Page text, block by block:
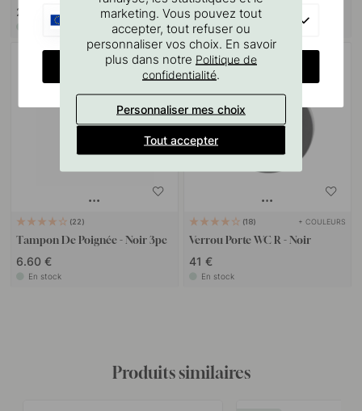
26.50 €
En stock
33 €
En stock
22
Tampon De Poignée - Noir 3pc
6.60 €
En stock
POPULAR
18 + COULEURS
Verrou Porte WC R - Noir
41 €
En stock
Produits similaires
marketing. Vous pouvez tout
accepter, tout refuser ou
personnaliser vos choix. En savoir
plus dans notre Politique de
confidentialité.
Personnaliser mes choix
Tout accepter
CHANGE COUNTRY